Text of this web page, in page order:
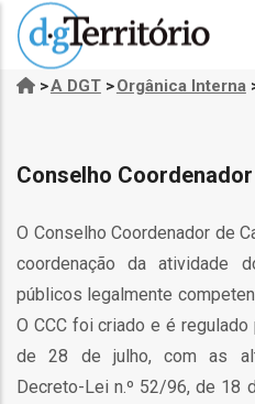
Passar
para
Navegação
>A DGT>Orgânica Interna
Conselho
O Conselho Coordenador de
coordenação da atividade
públicos legalmente
O CCC foi criado e é
de 28 de julho, com as
Decreto-Lei n.º 52/96, de 18